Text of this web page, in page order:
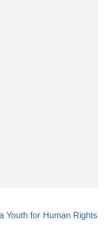
Youth for Human Rights